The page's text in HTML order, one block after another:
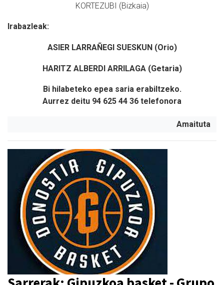
KORTEZUBI (Bizkaia)
Irabazleak:
ASIER LARRAÑEGI SUESKUN (Orio)
HARITZ ALBERDI ARRILAGA (Getaria)
Bi hilabeteko epea saria erabiltzeko.
Aurrez deitu 94 625 44 36 telefonora
Amaituta